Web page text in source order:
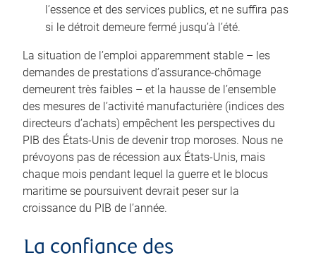
l’essence et des services publics, et ne suffira pas
si le détroit demeure fermé jusqu’à l’été.
La situation de l’emploi apparemment stable – les
demandes de prestations d’assurance-chômage
demeurent très faibles – et la hausse de l’ensemble
des mesures de l’activité manufacturière (indices des
directeurs d’achats) empêchent les perspectives du
PIB des États-Unis de devenir trop moroses. Nous ne
prévoyons pas de récession aux États-Unis, mais
chaque mois pendant lequel la guerre et le blocus
maritime se poursuivent devrait peser sur la
croissance du PIB de l’année.
La confiance des